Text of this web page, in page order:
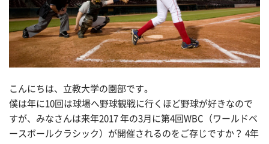
こんにちは、立教大学の園部です。
僕は年に10回は球場へ野球観戦に行くほど野球が好きなので
すが、みなさんは来年2017 年の3月に第4回WBC（ワールドベ
ースボールクラシック）が開催されるのをご存じですか？ 4年